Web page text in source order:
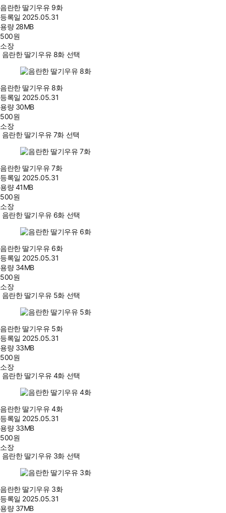
음란한 딸기우유 9화
등록일 2025.05.31
용량 28MB
500원
소장
음란한 딸기우유 8화 선택
음란한 딸기우유 8화
등록일 2025.05.31
용량 30MB
500원
소장
음란한 딸기우유 7화 선택
음란한 딸기우유 7화
등록일 2025.05.31
용량41MB
500원
소장
음란한 딸기우유 6화 선택
음란한 딸기우유 6화
등록일 2025.05.31
용량 34MB
500원
소장
음란한 딸기우유 5화 선택
음란한 딸기우유 5화
등록일 2025.05.31
용량 33MB
500원
소장
음란한 딸기우유 4화 선택
음란한 딸기우유 4화
등록일 2025.05.31
용량 33MB
500원
소장
음란한 딸기우유 3화 선택
음란한 딸기우유 3화
등록일 2025.05.31
용량 37MB